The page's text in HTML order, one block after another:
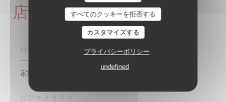
すべてのクッキーを拒否する
カスタマイズする
プライバシーポリシー
undefined
店舗情報
料理
家族料理, シーフード, 新鮮な製品, 伝統料理, 自家製
ビジネスタイプ